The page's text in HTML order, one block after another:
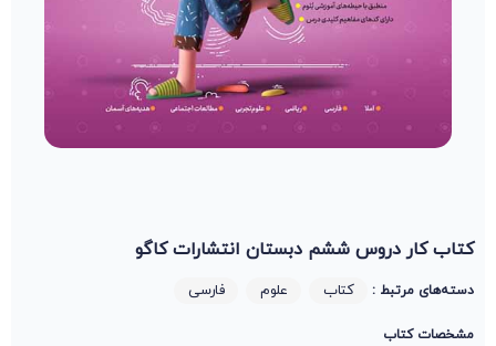
کتاب کار دروس ششم دبستان انتشارات کاگو
دسته‌های مرتبط : کتاب علوم فارسی
مشخصات کتاب